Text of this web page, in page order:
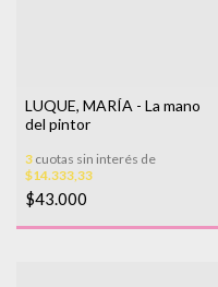
LUQUE, MARÍA - La mano
del pintor
3 cuotas sin interés de
$14.333,33
$43.000